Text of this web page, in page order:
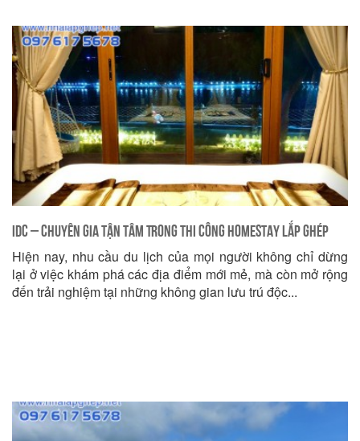
IDC – Chuyên Gia Tận Tâm Trong Thi Công Homestay Lắp Ghép
Hiện nay, nhu cầu du lịch của mọi người không chỉ dừng
lại ở việc khám phá các địa điểm mới mẻ, mà còn mở rộng
đến trải nghiệm tại những không gian lưu trú độc...